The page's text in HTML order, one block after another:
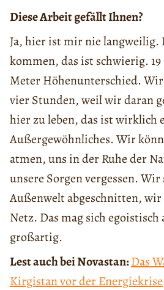
Diese Arbeit gefällt Ihnen?
Ja, hier ist mir nie langweilig.
kommen, das ist schwierig.
Meter Höhenunterschied.
vier Stunden, weil wir daran
hier zu leben, das ist wirklich
Außergewöhnliches. Wir
atmen, uns in der Ruhe der
unsere Sorgen vergessen.
Außenwelt abgeschnitten,
Netz. Das mag sich
großartig.
Lest auch bei Novastan:Das
Kirgistan vor der Energiekrise